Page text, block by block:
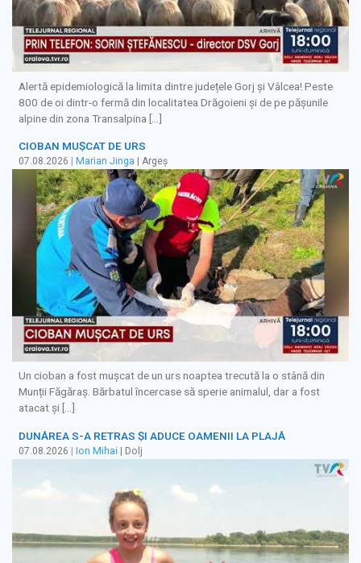
Alertă epidemiologică la limita dintre județele Gorj și Vâlcea! Peste
800 de oi dintr-o fermă din localitatea Drăgoieni și de pe pășunile
alpine din zona Transalpina […]
CIOBAN MUȘCAT DE URS
07.08.2026 Marian Jinga | Argeș
Un cioban a fost mușcat de un urs noaptea trecută la o stână din
Munții Făgăraș. Bărbatul încercase să sperie animalul, dar a fost
atacat și […]
DUNĂREA S-A RETRAS ŞI ADUCE OAMENII LA PLAJĂ
07.08.2026 | Ion Mihai | Dolj